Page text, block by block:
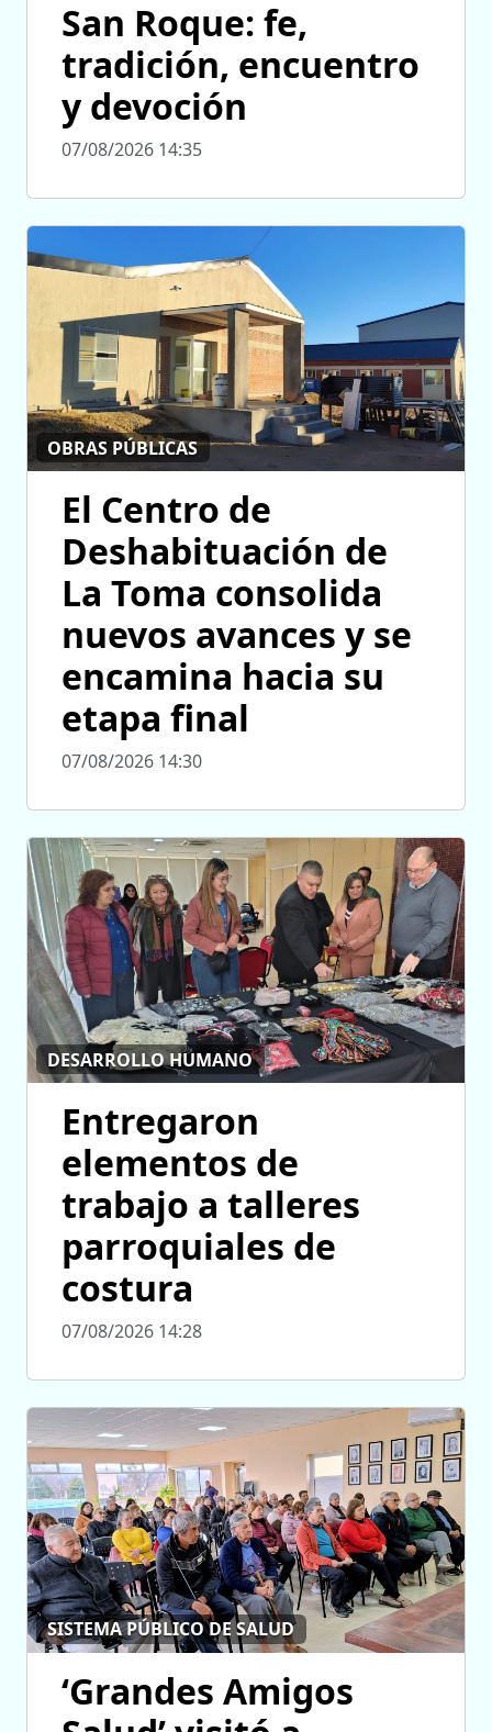
San Roque: fe,
tradición, encuentro
y devoción
07/08/2026 14:35
OBRAS PÚBLICAS
El Centro de
Deshabituación de
La Toma consolida
nuevos avances y se
encamina hacia su
etapa final
07/08/2026 14:30
DESARROLLO HUMANO
Entregaron
elementos de
trabajo a talleres
parroquiales de
costura
07/08/2026 14:28
SISTEMA PÚBLICO DE SALUD
‘Grandes Amigos